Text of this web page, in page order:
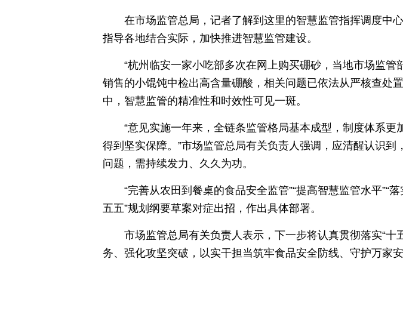
在市场监管总局，记者了解到这里的智慧监管指挥调度中
指导各地结合实际，加快推进智慧监管建设。
“杭州临安一家小吃部多次在网上购买硼砂，当地市场监
销售的小馄饨中检出高含量硼酸，相关问题已依法从严核查处
中，智慧监管的精准性和时效性可见一斑。
“意见实施一年来，全链条监管格局基本成型，制度体系
得到坚实保障。”市场监管总局有关负责人强调，应清醒认识
问题，需持续发力、久久为功。
“完善从农田到餐桌的食品安全监管”“提高智慧监管水平
五五”规划纲要草案对症出招，作出具体部署。
市场监管总局有关负责人表示，下一步将认真贯彻落实“十
务、强化攻坚突破，以实干担当筑牢食品安全防线、守护万家安